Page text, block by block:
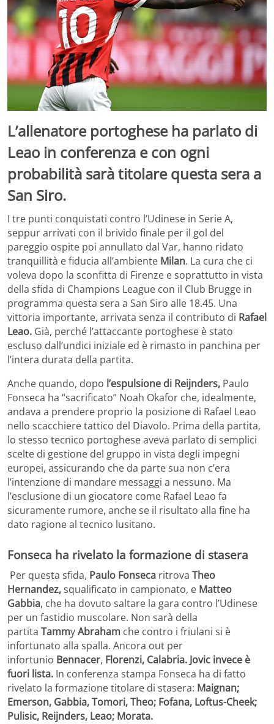
L’allenatore portoghese ha parlato di
Leao in conferenza e con ogni
probabilità sarà titolare questa sera a
San Siro.
I tre punti conquistati contro l’Udinese in Serie A,
seppur arrivati con il brivido finale per il gol del
pareggio ospite poi annullato dal Var, hanno ridato
tranquillità e fiducia all’ambiente Milan. La cura che ci
voleva dopo la sconfitta di Firenze e soprattutto in vista
della sfida di Champions League con il Club Brugge in
programma questa sera a San Siro alle 18.45. Una
vittoria importante, arrivata senza il contributo di Rafael
Leao. Già, perché l’attaccante portoghese è stato
escluso dall’undici iniziale ed è rimasto in panchina per
l’intera durata della partita.
Anche quando, dopo l’espulsione di Reijnders, Paulo
Fonseca ha “sacrificato” Noah Okafor che, idealmente,
andava a prendere proprio la posizione di Rafael Leao
nello scacchiere tattico del Diavolo. Prima della partita,
lo stesso tecnico portoghese aveva parlato di semplici
scelte di gestione del gruppo in vista degli impegni
europei, assicurando che da parte sua non c’era
l’intenzione di mandare messaggi a nessuno. Ma
l’esclusione di un giocatore come Rafael Leao fa
sicuramente rumore, anche se il risultato alla fine ha
dato ragione al tecnico lusitano.
Fonseca ha rivelato la formazione di stasera
Per questa sfida, Paulo Fonseca ritrova Theo
Hernandez,squalificato in campionato, e Matteo
Gabbia, che ha dovuto saltare la gara contro l’Udinese
per un fastidio muscolare. Non sarà della
partita TammyAbraham che contro i friulani si è
infortunato alla spalla. Ancora out per
infortunio Bennacer, Florenzi, Calabria. Jovic invece è
fuori lista. In conferenza stampa Fonseca ha di fatto
rivelato la formazione titolare di stasera: Maignan;
Emerson, Gabbia, Tomori, Theo; Fofana, Loftus-Cheek;
Pulisic, Reijnders, Leao; Morata.